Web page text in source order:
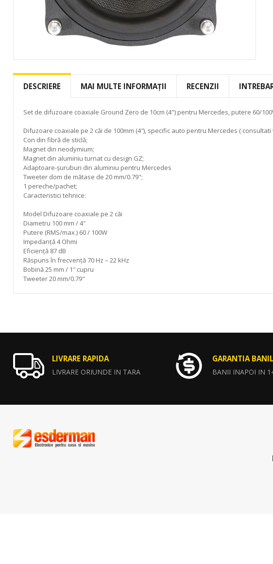
to
beginning
gallery
DESCRIERE MAI MULTE INFORMAȚII RECENZII
Set de difuzoare coaxiale Ground Zero de 10cm (4") pentru Mercedes, putere 60/
Difuzoare coaxiale pe 2 căi de 100mm (4″), specific auto pentru Mercedes (
Con din fibră de sticlă;
Magnet din neodymium;
Magnet din aluminiu turnat cu design GZ;
Adaptoare-șuruburi din aluminiu pentru Mercedes
Tweeter dom de mătase de 20 mm/0.79";
1 pereche/pachet;
Caracteristici tehnice:
Model Difuzoare coaxiale pe 2 căi
Diametru 100 mm / 4″
Putere (RMS/max.) 60 / 100W
Impedanță 4 Ohmi
Eficienţă 87 dB
Răspuns în frecvență 70 Hz – 22 kHz
Bobină 25 mm / 1″ cupru
Tweeter 20 mm/0.79"
LIVRARE RAPIDA
LIVRARE ORIUNDE IN TARA
GARANTIA
BANII INAPOI IN